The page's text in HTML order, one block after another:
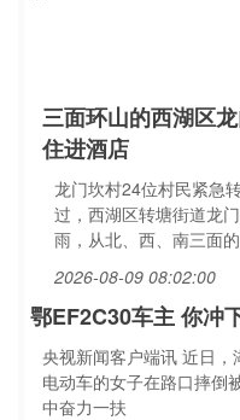
三面环山的西湖区
住进酒店
龙门坎村24位村民紧急
过，西湖区转塘街道龙
雨，从北、西、南三面
2026-08-09 08:02:00
鄂EF2C30车主 你冲
央视新闻客户端讯 近日
电动车的女子在路口摔倒
中奋力一扶